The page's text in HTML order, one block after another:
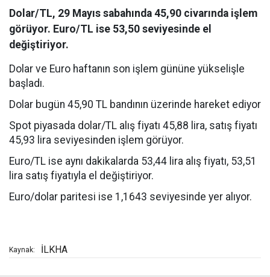
Dolar/TL, 29 Mayıs sabahında 45,90 civarında işlem
görüyor. Euro/TL ise 53,50 seviyesinde el
değiştiriyor.
Dolar ve Euro haftanın son işlem gününe yükselişle
başladı.
Dolar bugün 45,90 TL bandının üzerinde hareket ediyor
Spot piyasada dolar/TL alış fiyatı 45,88 lira, satış fiyatı
45,93 lira seviyesinden işlem görüyor.
Euro/TL ise aynı dakikalarda 53,44 lira alış fiyatı, 53,51
lira satış fiyatıyla el değiştiriyor.
Euro/dolar paritesi ise 1,1643 seviyesinde yer alıyor.
Kaynak: İLKHA